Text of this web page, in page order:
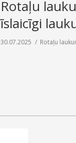
Rotaļu
īslaicīgi
30.07.2025 Rotaļu